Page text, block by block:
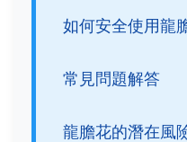
如何安全使用龍
常見問題解答
龍膽花的潛在風